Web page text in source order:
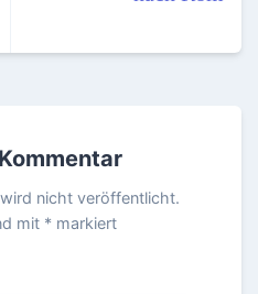
nicht veröffentlicht.
mit * markiert